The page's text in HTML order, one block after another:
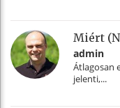
Miért
admin
Átlagosan
jelenti,...